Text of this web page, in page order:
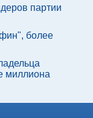
партии
более
миллиона